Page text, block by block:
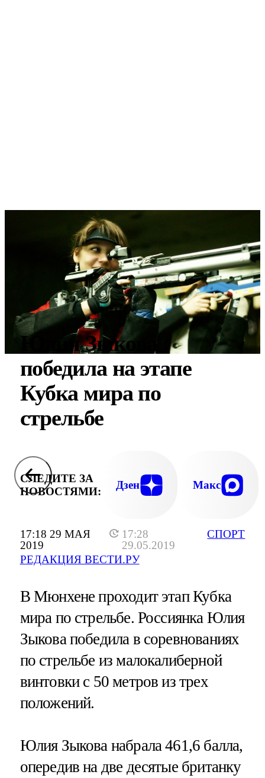
17:18 29 МАЯ
2019
17:28
29.05.2019
РЕДАКЦИЯ ВЕСТИ.РУ
СПОРТ
Юлия Зыкова
победила на этапе
Кубка мира по
стрельбе
СЛЕДИТЕ ЗА
НОВОСТЯМИ:
Дзен Макс
В Мюнхене проходит этап Кубка
мира по стрельбе. Россиянка Юлия
Зыкова победила в соревнованиях
по стрельбе из малокалиберной
винтовки с 50 метров из трех
положений.
Юлия Зыкова набрала 461,6 балла,
опередив на две десятые британку